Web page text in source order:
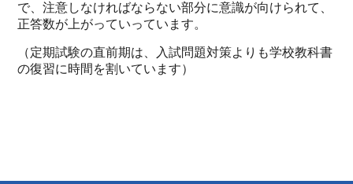
で、注意しなければならない部分に意識が向けられて、
正答数が上がっていっています。
（定期試験の直前期は、入試問題対策よりも学校教科書
の復習に時間を割いています）